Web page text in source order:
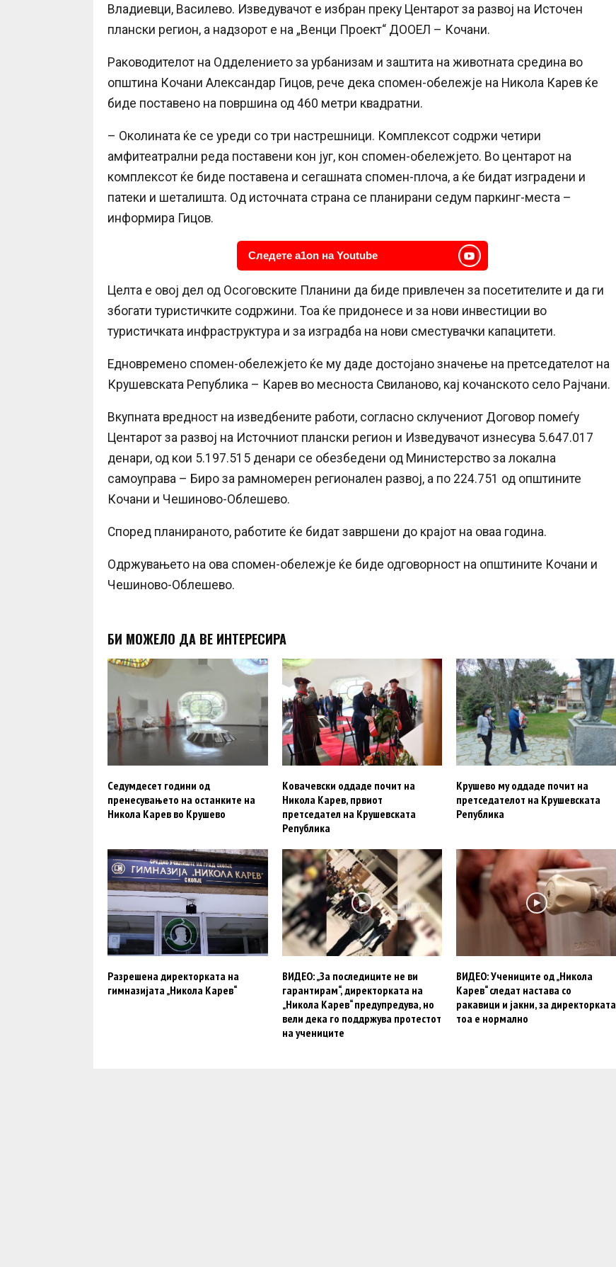
Владиевци, Василево. Изведувачот е избран преку Центарот за развој на Источен
плански регион, а надзорот е на „Венци Проект“ ДООЕЛ – Кочани.
Раководителот на Одделението за урбанизам и заштита на животната средина во
општина Кочани Александар Гицов, рече дека спомен-обележје на Никола Карев ќе
биде поставено на површина од 460 метри квадратни.
– Околината ќе се уреди со три настрешници. Комплексот содржи четири
амфитеатрални реда поставени кон југ, кон спомен-обележјето. Во центарот на
комплексот ќе биде поставена и сегашната спомен-плоча, а ќе бидат изградени и
патеки и шеталишта. Од источната страна се планирани седум паркинг-места –
информира Гицов.
Следете a1on на Youtube
Целта е овој дел од Осоговските Планини да биде привлечен за посетителите и да ги
збогати туристичките содржини. Тоа ќе придонесе и за нови инвестиции во
туристичката инфраструктура и за изградба на нови сместувачки капацитети.
Едновремено спомен-обележјето ќе му даде достојано значење на претседателот на
Крушевската Република – Карев во месноста Свиланово, кај кочанското село Рајчани.
Вкупната вредност на изведбените работи, согласно склучениот Договор помеѓу
Центарот за развој на Источниот плански регион и Изведувачот изнесува 5.647.017
денари, од кои 5.197.515 денари се обезбедени од Министерство за локална
самоуправа – Биро за рамномерен регионален развој, а по 224.751 од општините
Кочани и Чешиново-Облешево.
Според планираното, работите ќе бидат завршени до крајот на оваа година.
Одржувањето на ова спомен-обележје ќе биде одговорност на општините Кочани и
Чешиново-Облешево.
БИ МОЖЕЛО ДА ВЕ ИНТЕРЕСИРА
Седумдесет години од
пренесувањето на останките на
Никола Карев во Крушево
Ковачевски оддаде почит на
Никола Карев, првиот
претседател на Крушевската
Република
Крушево му оддаде почит на
претседателот на Крушевската
Република
Разрешена директорката на
гимназијата „Никола Карев“
ВИДЕО: „За последиците не ви
гарантирам“, директорката на
„Никола Карев“ предупредува, но
вели дека го поддржува протестот
на учениците
ВИДЕО: Учениците од „Никола
Карев“ следат настава со
ракавици и јакни, за директорката
тоа е нормално